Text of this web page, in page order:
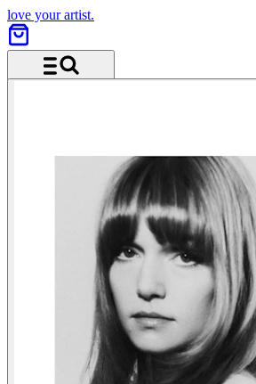
love your artist.